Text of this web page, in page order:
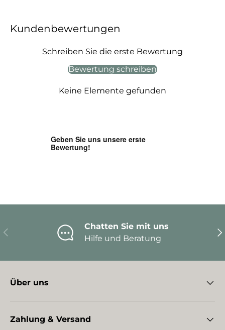
Kundenbewertungen
Schreiben Sie die erste Bewertung
Bewertung schreiben
Keine Elemente gefunden
Vorherige
Chatten Sie mit uns
Hilfe und Beratung
Über uns
Zahlung & Versand